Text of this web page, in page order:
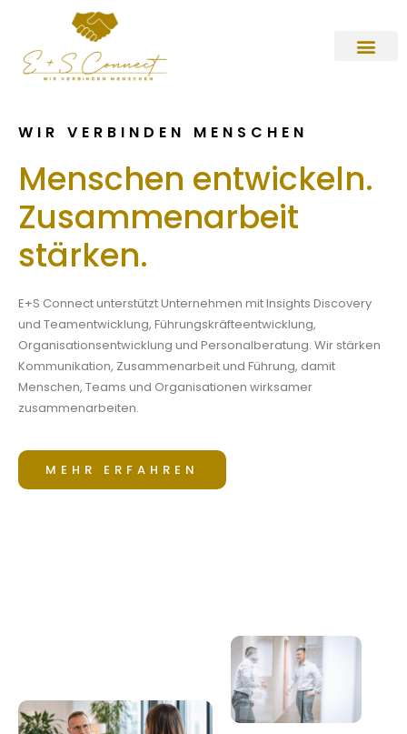
WIR VERBINDEN MENSCHEN
Menschen entwickeln.
Zusammenarbeit
stärken.
E+S Connect unterstützt Unternehmen mit Insights Discovery
und Teamentwicklung, Führungskräfteentwicklung,
Organisationsentwicklung und Personalberatung. Wir stärken
Kommunikation, Zusammenarbeit und Führung, damit
Menschen, Teams und Organisationen wirksamer
zusammenarbeiten.
MEHR ERFAHREN